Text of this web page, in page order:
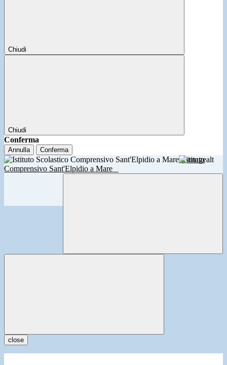
Chiudi
Chiudi
Conferma
Annulla Conferma
Istituto
Comprensivo Sant'Elpidio a Mare
close